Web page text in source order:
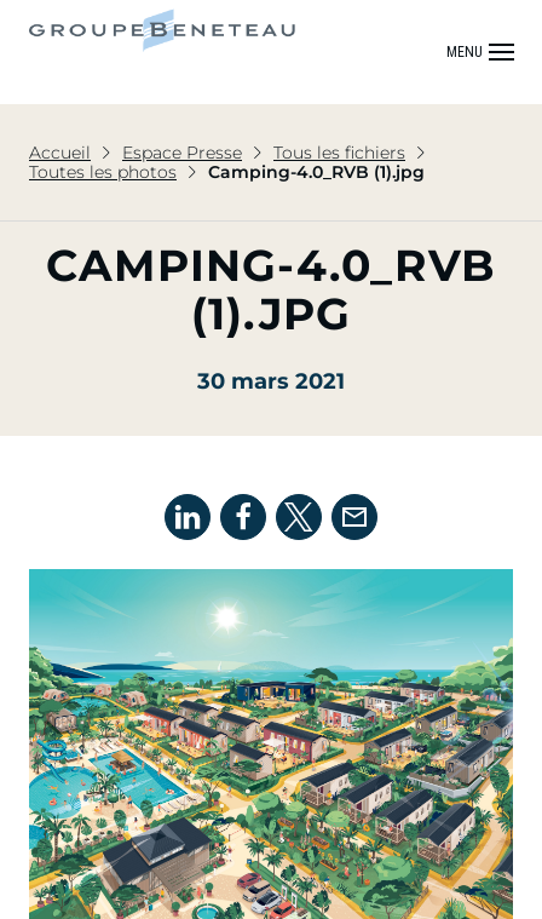
MENU
Accueil Espace Presse
Tous les fichiers
Toutes les photos
Camping-4.0_RVB (1).jpg
CAMPING-4.0_RVB
(1).JPG
30 mars 2021